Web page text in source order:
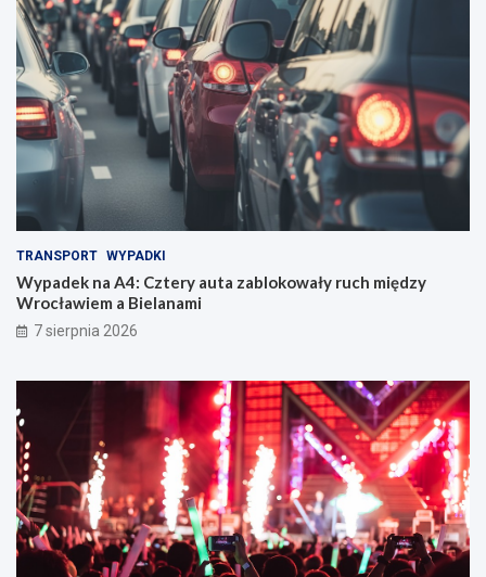
TRANSPORT WYPADKI
Wypadek na A4: Cztery auta zablokowały ruch między
Wrocławiem a Bielanami
7 sierpnia 2026